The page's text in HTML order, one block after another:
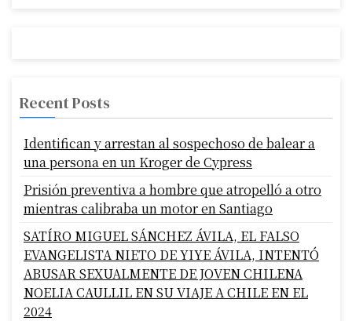
Recent Posts
Identifican y arrestan al sospechoso de balear a
una persona en un Kroger de Cypress
Prisión preventiva a hombre que atropelló a otro
mientras calibraba un motor en Santiago
SATÍRO MIGUEL SÁNCHEZ ÁVILA, EL FALSO
EVANGELISTA NIETO DE YIYE ÁVILA, INTENTÓ
ABUSAR SEXUALMENTE DE JOVEN CHILENA
NOELIA CAULLIL EN SU VIAJE A CHILE EN EL
2024